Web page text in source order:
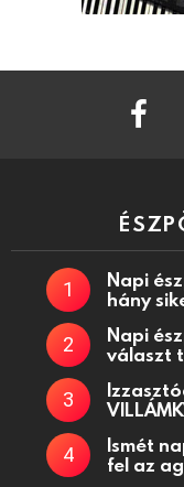
Napi
hány
Napi
választ
Ismét
fel az